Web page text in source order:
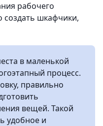
рабочего
создать шкафчики,
в маленькой
процесс.
правильно
вещей. Такой
удобное и